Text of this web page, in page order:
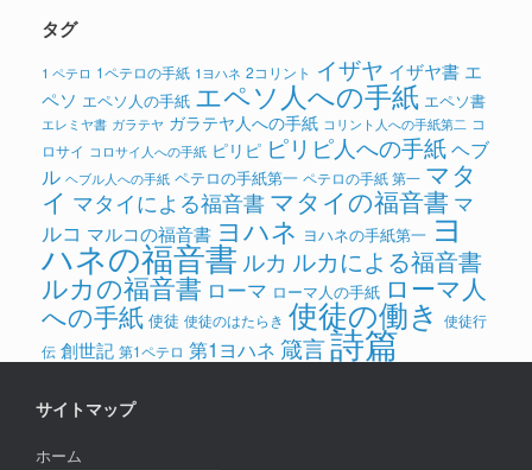
タグ
1 ペテロ 1ペテロの手紙 1ヨハネ 2コリント イザヤ イザヤ書 エ
ペソ エペソ人の手紙 エペソ人への手紙 エペソ書
エレミヤ書 ガラテヤ ガラテヤ人への手紙 コリント人への手紙第二 コ
ロサイ コロサイ人への手紙 ピリピ ピリピ人への手紙ヘブ
ル ヘブル人への手紙 ペテロの手紙第一 ペテロの手紙 第一 マタ
イ マタイによる福音書 マタイの福音書 マ
ルコ マルコの福音書 ヨハネ ヨハネの手紙第一 ヨ
ハネの福音書 ルカ ルカによる福音書
ルカの福音書 ローマ ローマ人の手紙 ローマ人
への手紙 使徒 使徒のはたらき 使徒の働き 使徒行
伝 創世記 第1ペテロ 第1ヨハネ 箴言詩篇
サイトマップ
ホーム